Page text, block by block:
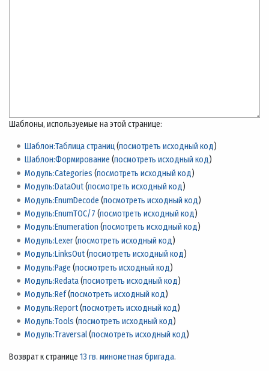
Шаблоны, используемые на этой странице:
Шаблон:Таблица страниц(посмотреть исходный код)
Шаблон:Формирование (посмотреть исходный код)
Модуль:Categories (посмотреть исходный код)
Модуль:DataOut(посмотреть исходный код)
Модуль:EnumDecode (посмотреть исходный код)
Модуль:EnumTOC/7 (посмотреть исходный код)
Модуль:Enumeration (посмотреть исходный код)
Модуль:Lexer(посмотреть исходный код)
Модуль:LinksOut(посмотреть исходный код)
Модуль:Page (посмотреть исходный код)
Модуль:Redata(посмотреть исходный код)
Модуль:Ref(посмотреть исходный код)
Модуль:Report(посмотреть исходный код)
Модуль:Tools (посмотреть исходный код)
Модуль:Traversal(посмотреть исходный код)
Возврат к странице 13 гв. минометная бригада.